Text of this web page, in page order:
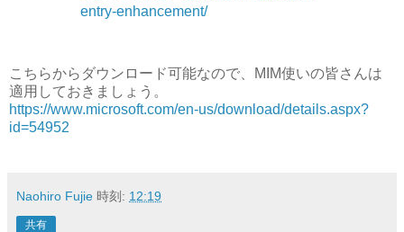
entry-enhancement/
こちらからダウンロード可能なので、MIM使いの皆さんは
適用しておきましょう。
https://www.microsoft.com/en-us/download/details.aspx?
id=54952
Naohiro Fujie 時刻: 12:19
共有